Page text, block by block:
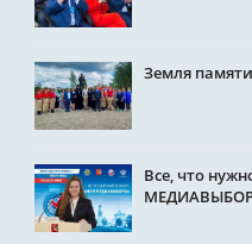
Земля
Все, что